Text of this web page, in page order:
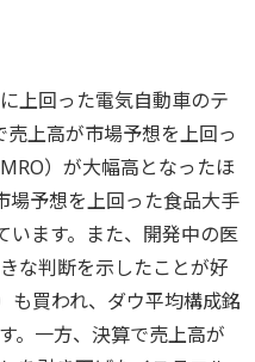
上回った電気自動車のテ
上高が市場予想を上回っ
）が大幅高となったほ
場予想を上回った食品大手
います。また、開発中の医
な判断を示したことが好
も買われ、ダウ平均構成銘
。一方、決算で売上高が